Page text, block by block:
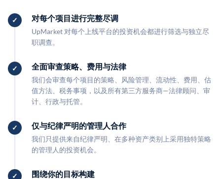
对每个项目进行完整尽调
UpMarket 对每个上线平台的投资机会都进行筛选与独立尽
职调查。
全面审查策略、费用与法律
我们会审查每个项目的策略、风险管理、流动性、费用、估
值方法、税务事项，以及所有第三方服务商—法律顾问、审
计、行政与托管。
仅与纪律严明的管理人合作
我们只提供来自纪律严明、在多种资产类别上采用独特策略
的管理人的投资机会。
围绕你的目标构建